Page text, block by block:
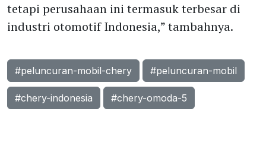
tetapi perusahaan ini termasuk terbesar di
industri otomotif Indonesia,” tambahnya.
#peluncuran-mobil-chery #peluncuran-mobil
#chery-indonesia #chery-omoda-5